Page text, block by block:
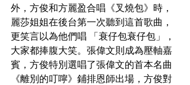
外，方俊和方麗盈合唱《叉燒包》時，
麗莎姐姐在後台第一次聽到這首歌曲，
更笑言以為他們唱 「衰仔包衰仔包」，
大家都捧腹大笑。張偉文則成為壓軸嘉
賓，方俊特別選唱了張偉文的首本名曲
《離別的叮嚀》鋪排恩師出場，方俊對